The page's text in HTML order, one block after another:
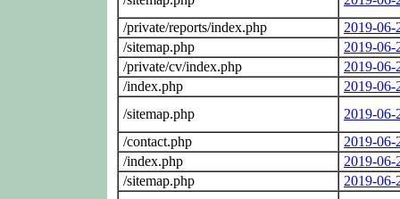
/private/reports/index.php
2019-06-
/sitemap.php
2019-06-
/private/cv/index.php
2019-06-
/index.php
2019-06-
/sitemap.php
2019-06-
/contact.php
2019-06-
/index.php
2019-06-
/sitemap.php
2019-06-